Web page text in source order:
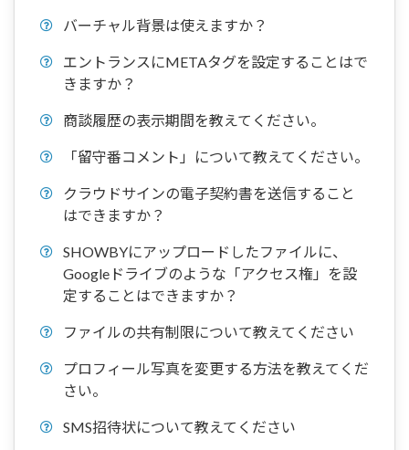
バーチャル背景は使えますか？
エントランスにMETAタグを設定することはで
きますか？
商談履歴の表示期間を教えてください。
「留守番コメント」について教えてください。
クラウドサインの電子契約書を送信すること
はできますか？
SHOWBYにアップロードしたファイルに、
Googleドライブのような「アクセス権」を設
定することはできますか？
ファイルの共有制限について教えてください
プロフィール写真を変更する方法を教えてくだ
さい。
SMS招待状について教えてください